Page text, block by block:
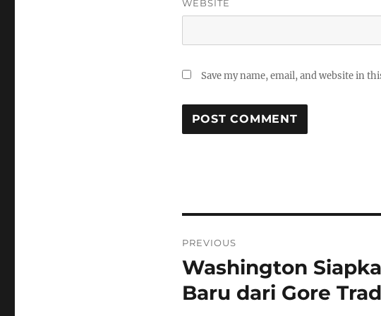
WEBSITE
Save my name, email, and website in
navigation
PREVIOUS
Previous
post:
Washington
Baru dari Gore